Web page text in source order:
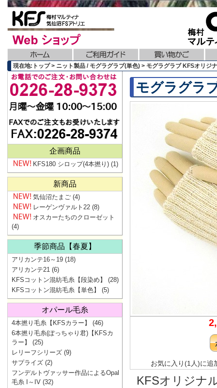
現在地:トップ > ニット製品 / モグラグラブ(単色) > モグラグラブ KFSオリジ
モグラグラ
お気に入り(1人)に追
KFSオリジナ
企画商品
KFS180 シロップ(4本撚り) (1)
新商品
気仙沼たまご (4)
レーゲンヴァルト22 (8)
オスカーたちのクローゼット
(4)
季節商品【春夏】
アリカンテ16～19 (18)
アリカンテ21 (6)
KFSコットン混紡毛糸【段染め】
(28)
KFSコットン混紡毛糸【単色】
(5)
オパール毛糸
4本撚り毛糸【KFSカラー】
(46)
6本撚り毛糸(ぽっちゃり君)【KFSカ
ラー】
(25)
レリーフシリーズ (9)
サプライズ (2)
フンデルトヴァッサー作品によるOpal
毛糸 I～IV (32)